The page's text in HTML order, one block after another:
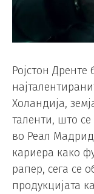
Ројстон
Холандија,
таленти, што
во Реал
кариера како
рапер, сега се
продукцијата